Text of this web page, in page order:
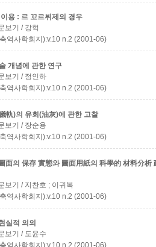
용 : 르 꼬르뷔제의 경우
보기 / 강혁
역사학회지):v.10 n.2 (2001-06)
개념에 관한 연구
보기 / 정인하
역사학회지):v.10 n.2 (2001-06)
軌)의 유회(油灰)에 관한 고찰
보기 / 장순용
역사학회지):v.10 n.2 (2001-06)
面의 保存 實態와 圖面用紙의 科學的 材料分析
보기 / 지찬호 ; 이귀복
역사학회지):v.10 n.2 (2001-06)
실적 의의
보기 / 도윤수
역사학회지):v.10 n.2 (2001-06)